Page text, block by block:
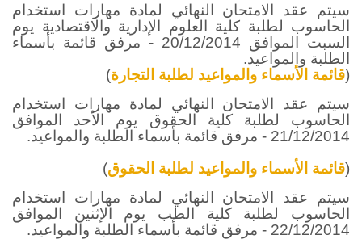
سيتم عقد الامتحان النهائي لمادة مهارات استخدام
الحاسوب لطلبة كلية العلوم الإدارية والاقتصادية يوم
السبت الموافق 20/12/2014 - مرفق قائمة بأسماء
الطلبة والمواعيد.
(قائمة الأسماء والمواعيد لطلبة التجارة)
سيتم عقد الامتحان النهائي لمادة مهارات استخدام
الحاسوب لطلبة كلية الحقوق يوم الأحد الموافق
21/12/2014 - مرفق قائمة بأسماء الطلبة والمواعيد.
(قائمة الأسماء والمواعيد لطلبة الحقوق)
سيتم عقد الامتحان النهائي لمادة مهارات استخدام
الحاسوب لطلبة كلية الطب يوم الإثنين الموافق
22/12/2014 - مرفق قائمة بأسماء الطلبة والمواعيد.